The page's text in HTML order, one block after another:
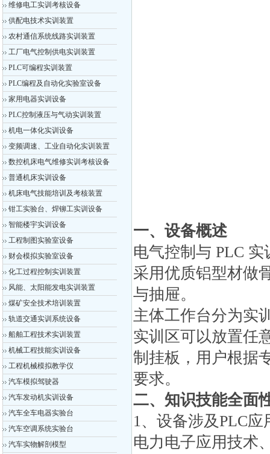
维修电工实训考核设备
供配电技术实训装置
农村通信系统线路实训装置
工厂电气控制供电实训装置
PLC可编程实训装置
PLC编程及自动化实验室设备
家用电器实训设备
PLC控制液压与气动实训装置
机电一体化实训设备
变频调速、工业自动化实训装置
数控机床电气维修实训考核设备
普通机床实训设备
机床电气技能培训及考核装置
钳工实验台、焊铆工实训设备
智能楼宇实训设备
工程制图实验室设备
财会模拟实验室设备
化工过程控制实训装置
风能、太阳能发电实训装置
煤矿安全技术培训装置
轨道交通实训系统设备
船舶工程技术实训装置
机械工程技能实训设备
工程机械模拟教学仪
汽车模拟驾驶器
汽车发动机实训设备
汽车全车电器实验台
汽车空调系统实验台
汽车实物解剖模型
一、设备概述
电气控制与 PLC
采用优质铝型材做
与抽屉。
主体工作台分为实
实训区可以放置任
制挂板，用户根据
要求。
二、知识技能全面
1、设备涉及PLC
电力电子应用技术